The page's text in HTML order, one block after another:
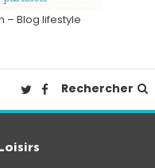
– Blog lifestyle
Rechercher